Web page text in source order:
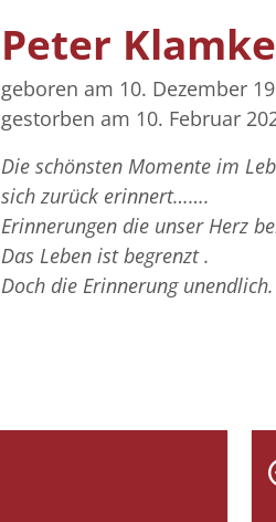
Peter Klamke
geboren am 10. Dezember
gestorben am 10. Februar
Die schönsten Momente im
sich zurück erinnert…….
Erinnerungen die unser Herz
Das Leben ist begrenzt .
Doch die Erinnerung unendlich.